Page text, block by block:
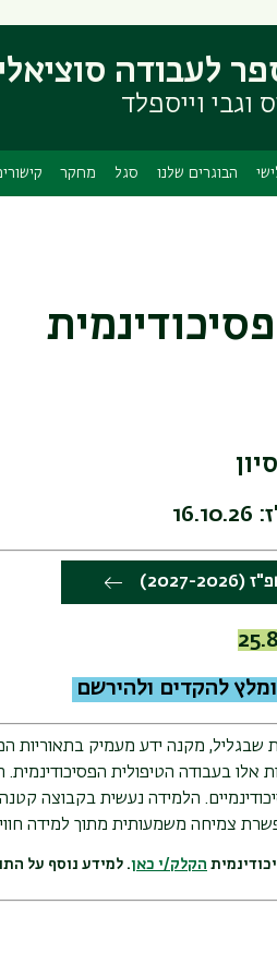
העיקרי
ניווט
ראשי
לעבודה
וגבי וייספלד
הבוגרים שלנו סגל מחקר
2026)
להקדים ולהירשם
שבגליל, מקנה ידע מעמיק בתאוריות
אלו בעבודה הטיפולית
הלמידה נעשית בקבוצה
צמיחה משמעותית מתוך למידה
הקלק/י כאן. למידע נוסף על